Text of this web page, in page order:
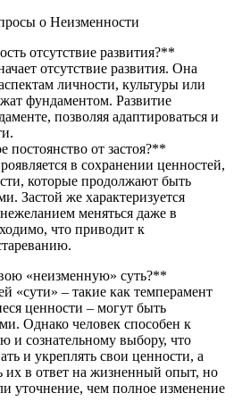
о Неизменности
отсутствие развития?**
отсутствие развития. Она
личности, культуры или
фундаментом. Развитие
позволяя адаптироваться и
от застоя?**
в сохранении ценностей,
которые продолжают быть
Застой же характеризуется
меняться даже в
что приводит к
«неизменную» суть?**
«сути» – такие как темперамент
ценности – могут быть
Однако человек способен к
и сознательному выбору, что
и укреплять свои ценности, а
их в ответ на жизненный опыт, но
уточнение, чем полное изменение